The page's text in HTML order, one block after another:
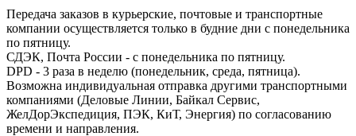
Передача заказов в курьерские, почтовые и транспортные
компании осуществляется только в будние дни с понедельника
по пятницу.
СДЭК, Почта России - с понедельника по пятницу.
DPD - 3 раза в неделю (понедельник, среда, пятница).
Возможна индивидуальная отправка другими транспортными
компаниями (Деловые Линии, Байкал Сервис,
ЖелДорЭкспедиция, ПЭК, КиТ, Энергия) по согласованию
времени и направления.